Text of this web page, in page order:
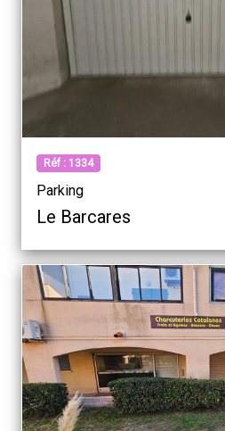
Réf : 1334
Parking
Le Barcares